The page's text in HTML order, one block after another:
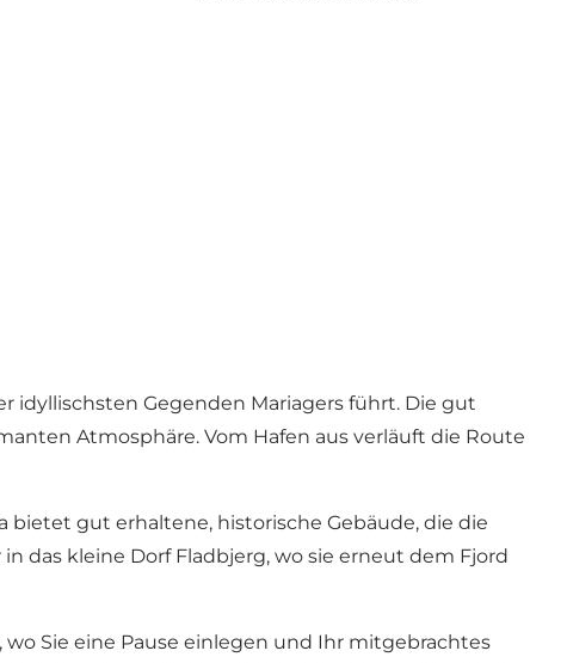
idyllischsten Gegenden Mariagers führt. Die gut
Atmosphäre. Vom Hafen aus verläuft die Route
bietet gut erhaltene, historische Gebäude, die die
das kleine Dorf Fladbjerg, wo sie erneut dem Fjord
Sie eine Pause einlegen und Ihr mitgebrachtes